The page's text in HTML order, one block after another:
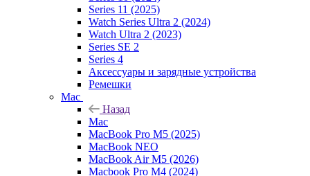
Series 11 (2025)
Watch Series Ultra 2 (2024)
Watch Ultra 2 (2023)
Series SE 2
Series 4
Аксессуары и зарядные устройства
Ремешки
Mac
Назад
Mac
MacBook Pro M5 (2025)
MacBook NEO
MacBook Air M5 (2026)
Macbook Pro M4 (2024)